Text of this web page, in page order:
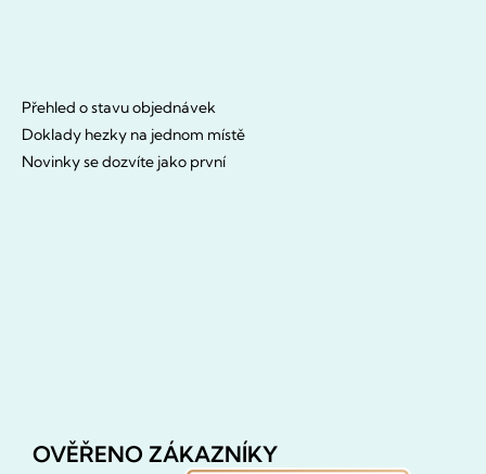
Přehled o stavu objednávek
Doklady hezky na jednom místě
Novinky se dozvíte jako první
OVĚŘENO ZÁKAZNÍKY